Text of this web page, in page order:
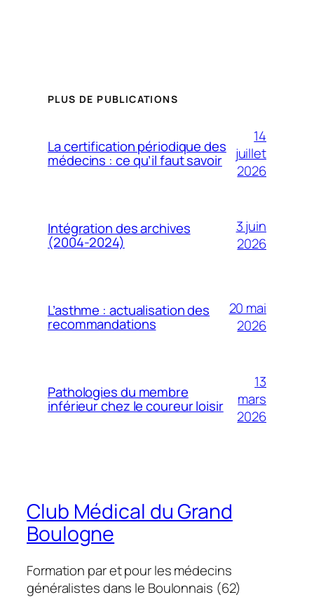
PLUS DE PUBLICATIONS
La certification périodique des
médecins : ce qu’il faut savoir
14
juillet
2026
Intégration des archives
(2004-2024)
3 juin
2026
L’asthme : actualisation des
recommandations
20 mai
2026
Pathologies du membre
inférieur chez le coureur loisir
13
mars
2026
Club Médical du Grand
Boulogne
Formation par et pour les médecins
généralistes dans le Boulonnais (62)